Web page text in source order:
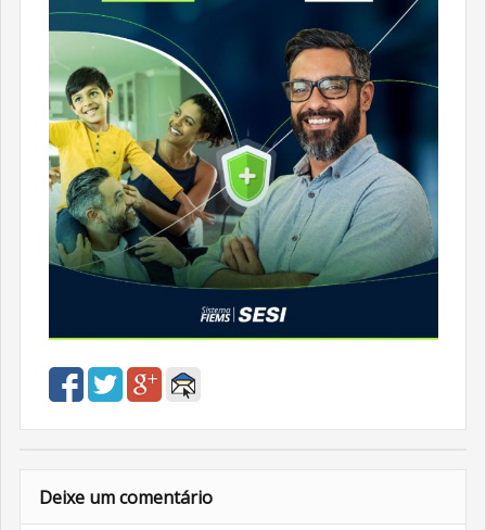
Deixe um comentário